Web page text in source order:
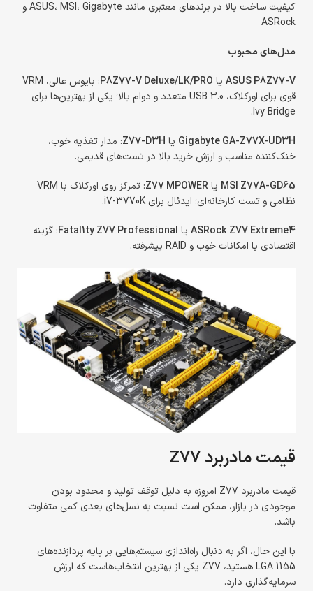
کیفیت ساخت بالا در برندهای معتبری مانند ASUS، MSI، Gigabyte و
ASRock
مدل‌های محبوب
ASUS P8Z77-V یا P8Z77-V Deluxe/LK/PRO
: بایوس عالی، VRM
قوی برای اورکلاک، USB 3.0 متعدد و دوام بالا؛ یکی از بهترین‌ها برای
Ivy Bridge.
Gigabyte GA-Z77X-UD3H یا Z77-D3H: مدار تغذیه خوب،
خنک‌کننده مناسب و ارزش خرید بالا در تست‌های قدیمی.
MSI Z77A-GD65 یاZ77 MPOWER
: تمرکز روی اورکلاک با VRM
نظامی و تست کارخانه‌ای؛ ایدئال برای i7-3770K.
ASRock Z77 Extreme4 یا Fatal1ty Z77 Professional: گزینه
اقتصادی با امکانات خوب و RAID پیشرفته.
قیمت مادربرد Z77
قیمت مادربرد Z77 امروزه به دلیل توقف تولید و محدود بودن
موجودی در بازار، ممکن است نسبت به نسل‌های بعدی کمی متفاوت
باشد.
با این حال، اگر به دنبال راه‌اندازی سیستم‌هایی بر پایه پردازنده‌های
LGA 1155 هستید، Z77 یکی از بهترین انتخاب‌هاست که ارزش
سرمایه‌گذاری دارد.